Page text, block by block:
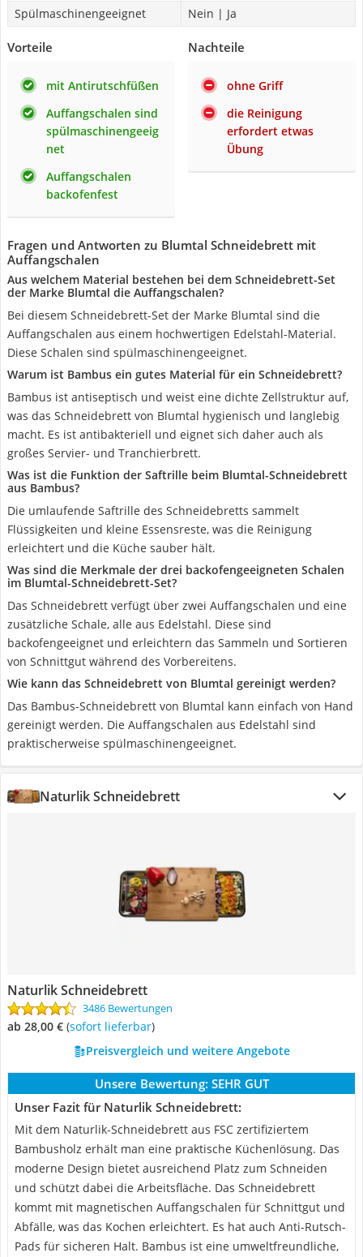
Spülmaschinengeeignet
Nein | Ja
Vorteile
mit Antirutschfüßen
Auffangschalen sind
spülmaschinengeeig
net
Auffangschalen
backofenfest
Nachteile
ohne Griff
die Reinigung
erfordert etwas
Übung
Fragen und Antworten zu Blumtal Schneidebrett mit
Auffangschalen
Aus welchem Material bestehen bei dem Schneidebrett-Set
der Marke Blumtal die Auffangschalen?
Bei diesem Schneidebrett-Set der Marke Blumtal sind die
Auffangschalen aus einem hochwertigen Edelstahl-Material.
Diese Schalen sind spülmaschinengeeignet.
Warum ist Bambus ein gutes Material für ein Schneidebrett?
Bambus ist antiseptisch und weist eine dichte Zellstruktur auf,
was das Schneidebrett von Blumtal hygienisch und langlebig
macht. Es ist antibakteriell und eignet sich daher auch als
großes Servier- und Tranchierbrett.
Was ist die Funktion der Saftrille beim Blumtal-Schneidebrett
aus Bambus?
Die umlaufende Saftrille des Schneidebretts sammelt
Flüssigkeiten und kleine Essensreste, was die Reinigung
erleichtert und die Küche sauber hält.
Was sind die Merkmale der drei backofengeeigneten Schalen
im Blumtal-Schneidebrett-Set?
Das Schneidebrett verfügt über zwei Auffangschalen und eine
zusätzliche Schale, alle aus Edelstahl. Diese sind
backofengeeignet und erleichtern das Sammeln und Sortieren
von Schnittgut während des Vorbereitens.
Wie kann das Schneidebrett von Blumtal gereinigt werden?
Das Bambus-Schneidebrett von Blumtal kann einfach von Hand
gereinigt werden. Die Auffangschalen aus Edelstahl sind
praktischerweise spülmaschinengeeignet.
Naturlik Schneidebrett
Naturlik Schneidebrett
3486 Bewertungen
ab 28,00 € ( Sofort lieferbar)
Preisvergleich und weitere Angebote
Unsere Bewertung: SEHR GUT
Unser Fazit für Naturlik Schneidebrett:
Mit dem Naturlik-Schneidebrett aus FSC zertifiziertem
Bambusholz erhält man eine praktische Küchenlösung. Das
moderne Design bietet ausreichend Platz zum Schneiden
und schützt dabei die Arbeitsfläche. Das Schneidebrett
kommt mit magnetischen Auffangschalen für Schnittgut und
Abfälle, was das Kochen erleichtert. Es hat auch Anti-Rutsch-
Pads für sicheren Halt. Bambus ist eine umweltfreundliche,